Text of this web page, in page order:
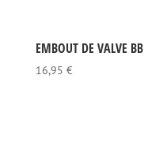
EMBOUT DE VALVE
16,95 €